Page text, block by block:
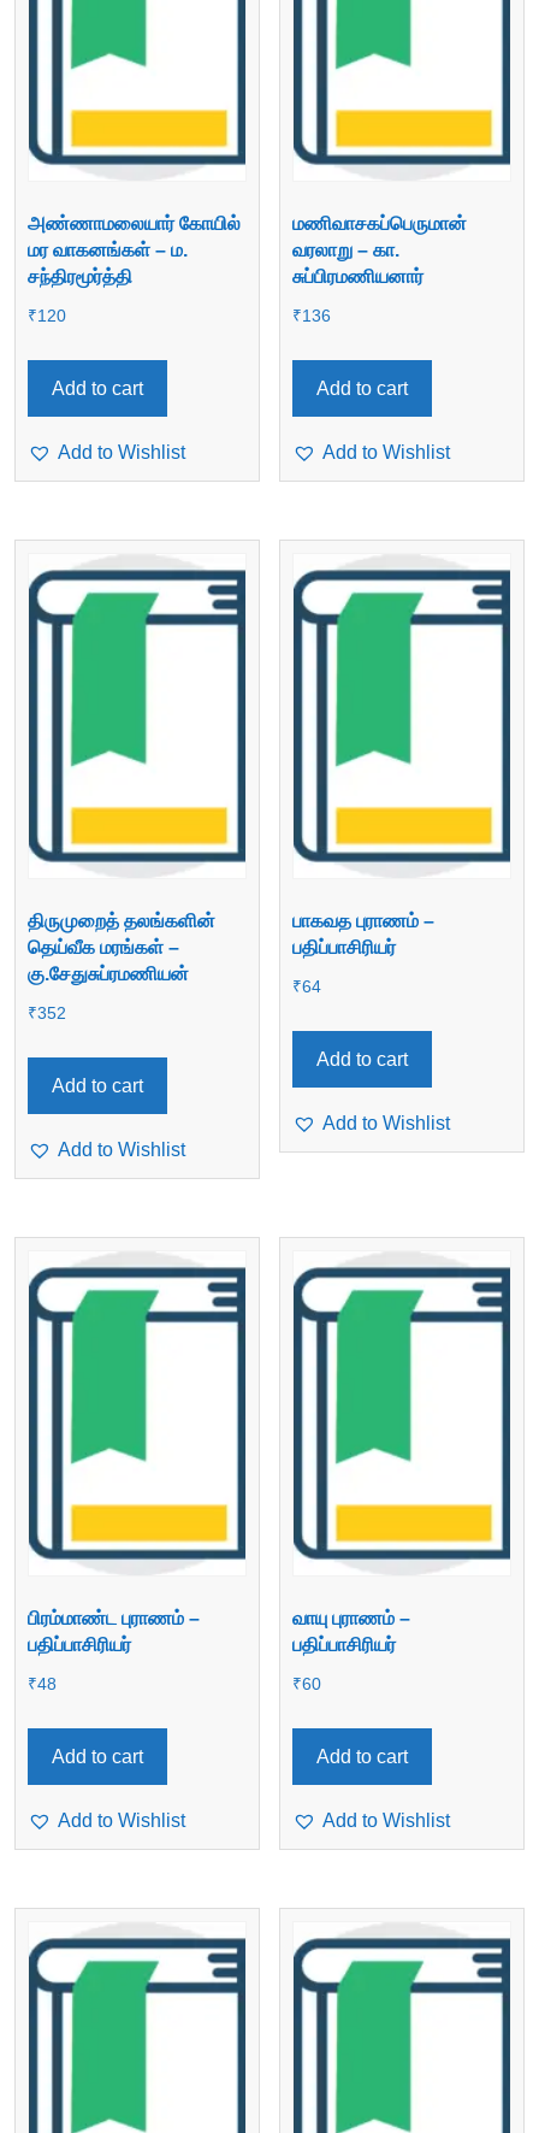
அண்ணாமலையார் கோயில்
மர வாகனங்கள் – ம.
சந்திரமூர்த்தி
₹120
Add to cart
Add to Wishlist
மணிவாசகப்பெருமான்
வரலாறு – கா.
சுப்பிரமணியனார்
₹136
Add to cart
Add to Wishlist
திருமுறைத் தலங்களின்
தெய்வீக மரங்கள் –
கு.சேதுசுப்ரமணியன்
₹352
Add to cart
Add to Wishlist
பாகவத புராணம் –
பதிப்பாசிரியர்
₹64
Add to cart
Add to Wishlist
பிரம்மாண்ட புராணம் –
பதிப்பாசிரியர்
₹48
Add to cart
Add to Wishlist
வாயு புராணம் –
பதிப்பாசிரியர்
₹60
Add to cart
Add to Wishlist